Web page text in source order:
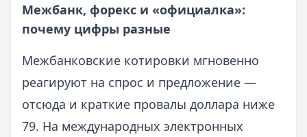
Межбанк, форекс и «официалка»:
почему цифры разные
Межбанковские котировки мгновенно
реагируют на спрос и предложение —
отсюда и краткие провалы доллара ниже
79. На международных электронных